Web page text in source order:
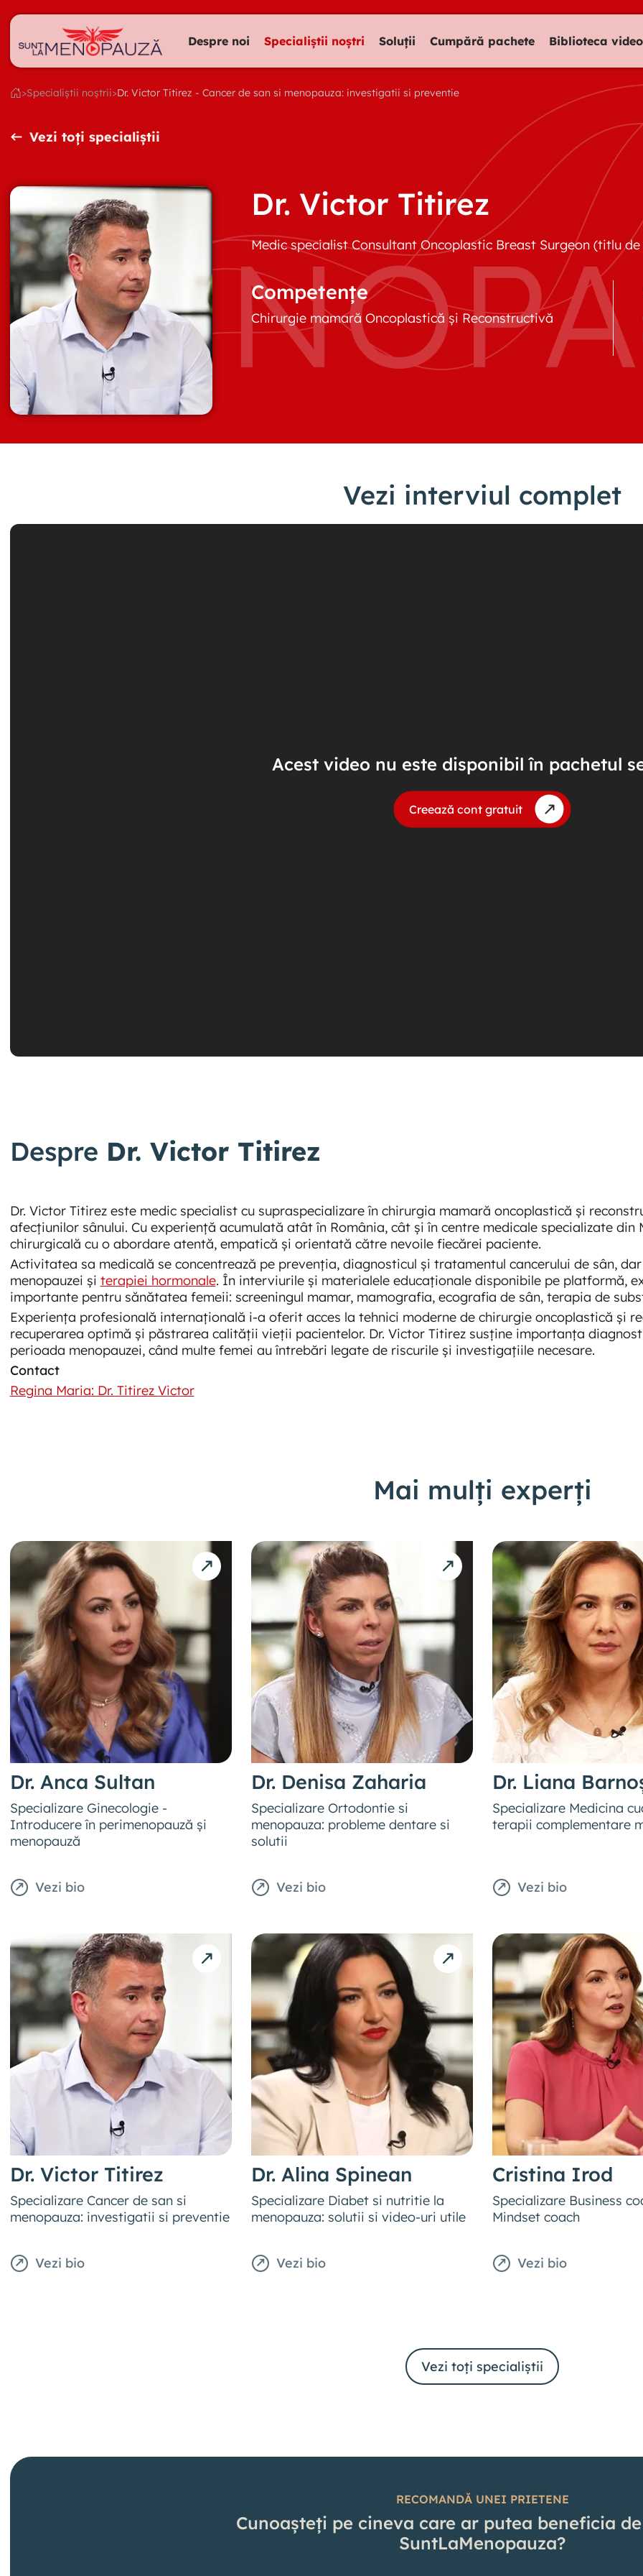
Despre noi Specialiștii noștri Soluții Cumpără pachete Biblioteca video
>Specialiștii noștrii>Dr. Victor Titirez - Cancer de san si menopauza: investigatii si preventie
Vezi toți specialiștii
Dr. Victor Titirez
Medic specialist Consultant Oncoplastic Breast Surgeon (titlu
Competențe
Chirurgie mamară Oncoplastică și Reconstructivă
Vezi interviul complet
Acest video nu este disponibil în pachetul
Creează cont gratuit
Despre Dr. Victor Titirez
Dr. Victor Titirez este medic specialist cu supraspecializare în chirurgia mamară oncoplastică și
afecțiunilor sânului. Cu experiență acumulată atât în România, cât și în centre medicale specializate din
chirurgicală cu o abordare atentă, empatică și orientată către nevoile fiecărei paciente.
Activitatea sa medicală se concentrează pe prevenția, diagnosticul și tratamentul cancerului de sân,
menopauzei și terapiei hormonale. În interviurile și materialele educaționale disponibile pe platformă,
importante pentru sănătatea femeii: screeningul mamar, mamografia, ecografia de sân, terapia de
Experiența profesională internațională i-a oferit acces la tehnici moderne de chirurgie oncoplastică și
recuperarea optimă și păstrarea calității vieții pacientelor. Dr. Victor Titirez susține importanța
perioada menopauzei, când multe femei au întrebări legate de riscurile și investigațiile necesare.
Contact
Regina Maria: Dr. Titirez Victor
Mai mulți experți
Dr. Anca Sultan
Specializare Ginecologie -
Introducere în perimenopauză și
menopauză
Vezi bio
Dr. Denisa Zaharia
Specializare Ortodontie si
menopauza: probleme dentare si
solutii
Vezi bio
Dr. Liana
Specializare Medicina
terapii complementare
Vezi bio
Dr. Victor Titirez
Specializare Cancer de san si
menopauza: investigatii si preventie
Vezi bio
Dr. Alina Spinean
Specializare Diabet si nutritie la
menopauza: solutii si video-uri utile
Vezi bio
Cristina Irod
Specializare Business
Mindset coach
Vezi bio
Vezi toți specialiștii
RECOMANDĂ UNEI PRIETENE
Cunoașteți pe cineva care ar putea beneficia
SuntLaMenopauza?